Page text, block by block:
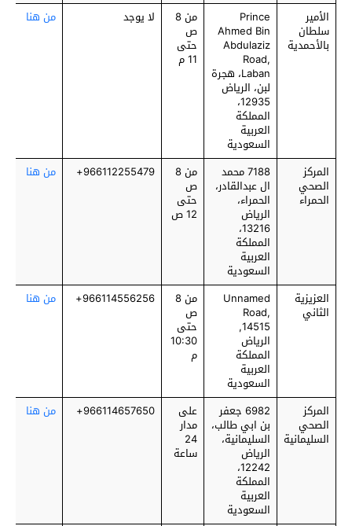
الأمير
سلطان
بالأحمدية
Prince
Ahmed Bin
Abdulaziz
Road,
Laban، هجرة
لبن، الرياض
12935،
المملكة
العربية
السعودية
من 8
ص
حتى
11 م
لا يوجد من هنا
المركز
الصحي
الحمراء
7188 محمد
ال عبدالقادر،
الحمراء،
الرياض
13216،
المملكة
العربية
السعودية
من 8
ص
حتى
12 ص
966112255479+ من هنا
العزيزية
الثاني
Unnamed
Road,
14515,
الرياض
المملكة
العربية
السعودية
من 8
ص
حتى
10:30
م
966114556256+ من هنا
المركز
الصحي
السليمانية
6982 جعفر
بن ابي طالب،
السليمانية،
الرياض
12242،
المملكة
العربية
السعودية
على
مدار
24
ساعة
966114657650+ من هنا